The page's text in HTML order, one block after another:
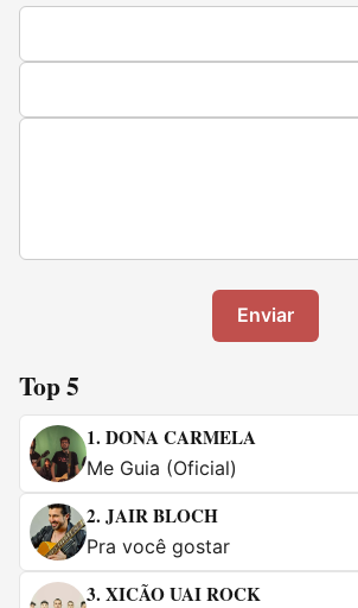
Enviar
Top 5
1. DONA CARMELA
Me Guia (Oficial)
2. JAIR BLOCH
Pra você gostar
3. XICÃO UAI ROCK